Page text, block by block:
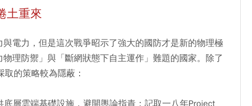
土重來
電力，但是這次戰爭昭示了強大的國防才是新的物理極
理防禦」與「斷網狀態下自主運作」難題的國家。除了
的策略較為隱蔽：
層雲端基礎設施，避開輿論指責；記取一八年Project